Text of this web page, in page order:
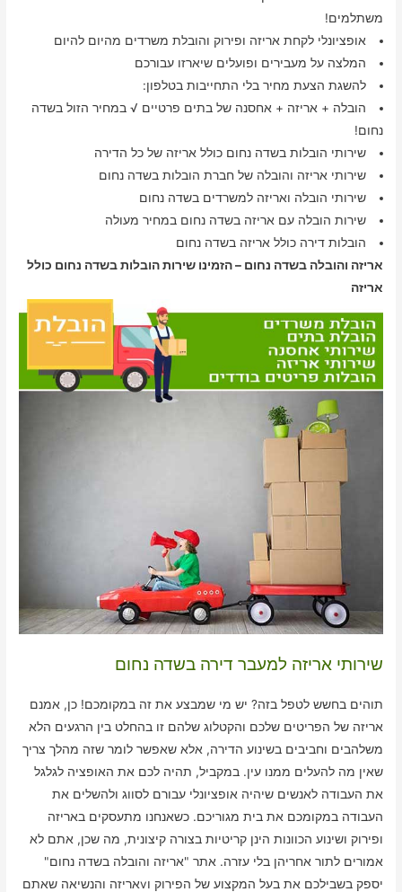
משתלמים!
אופציונלי לקחת אריזה ופירוק והובלת משרדים מהיום להיום
המלצה על מעבירים ופועלים שיארזו עבורכם
להשגת הצעת מחיר בלי התחייבות בטלפון:
הובלה + אריזה + אחסנה של בתים פרטיים √ במחיר הזול בשדה
נחום!
שירותי הובלות בשדה נחום כולל אריזה של כל הדירה
שירותי אריזה והובלה של חברת הובלות בשדה נחום
שירותי הובלה ואריזה למשרדים בשדה נחום
שירות הובלה עם אריזה בשדה נחום במחיר מעולה
הובלות דירה כולל אריזה בשדה נחום
אריזה והובלה בשדה נחום – הזמינו שירות הובלות בשדה נחום כולל
אריזה
שירותי אריזה למעבר דירה בשדה נחום
תוהים בחשש לטפל בזה? יש מי שמבצע את זה במקומכם! כן, אמנם
אריזה של הפריטים שלכם והקטלוג שלהם זו בהחלט בין הרגעים הלא
משלהבים וחביבים בשינוע הדירה, אלא שאפשר לומר שזה מהלך צריך
שאין מה להעלים ממנו עין. במקביל, תהיה לכם את האופציה לגלגל
את העבודה לאנשים שיהיה אופציונלי עבורם לסווג ולהשלים את
העבודה במקומכם את בית מגוריכם. כשאנחנו מתעסקים באריזה
ופירוק ושינוע הכוונות הינן קריטיות בצורה קיצונית, מה שכן, אתם לא
אמורים לתור אחריהן בלי עזרה. אתר "אריזה והובלה בשדה נחום"
יספק בשבילכם את בעל המקצוע של הפירוק וvאריזה והנשיאה שאתם